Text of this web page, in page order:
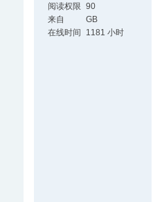
阅读权限 90
来自
GB
在线时间
1181 小时